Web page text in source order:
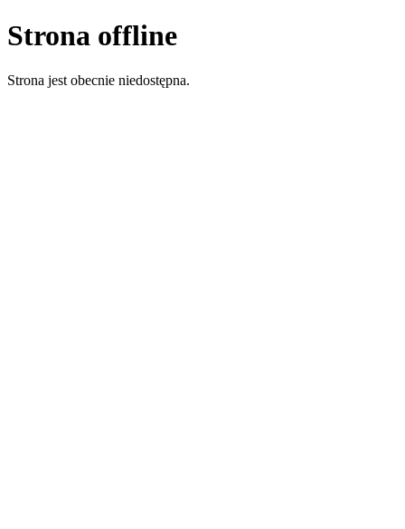
Strona offline
Strona jest obecnie niedostępna.